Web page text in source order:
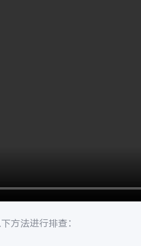
方法进行排查：